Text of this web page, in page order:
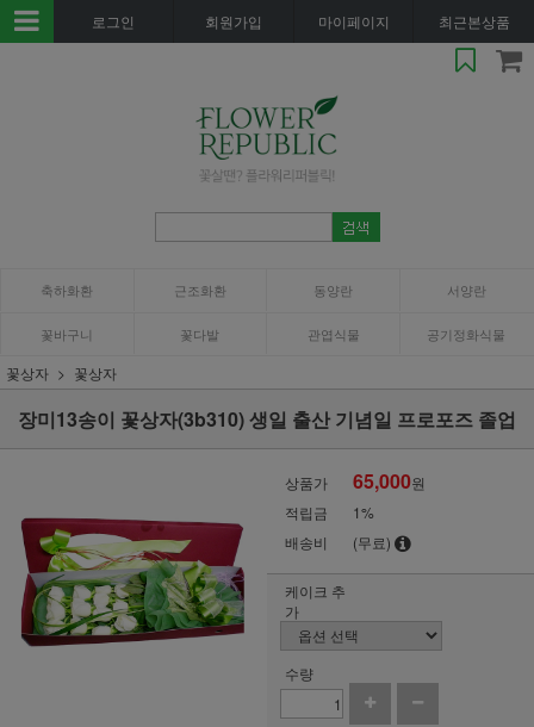
로그인 회원가입 마이페이지 최근본상품
축하화환 근조화환 동양란 서양란
꽃바구니 꽃다발 관엽식물 공기정화식물
꽃상자 꽃상자
장미13송이 꽃상자(3b310) 생일 출산 기념일 프로포즈 졸업
상품가 65,000원
적립금
1%
배송비
(무료)
케이크 추
가
수량